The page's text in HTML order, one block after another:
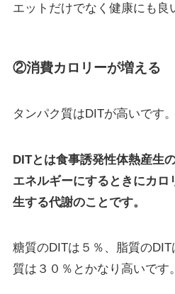
エットだけでなく健康にも良
②消費カロリーが増える
タンパク質はDITが高いです。
DITとは食事誘発性体熱産生
エネルギーにするときにカロ
生する代謝のことです。
糖質のDITは５％、脂質の
質は３０％とかなり高いです。